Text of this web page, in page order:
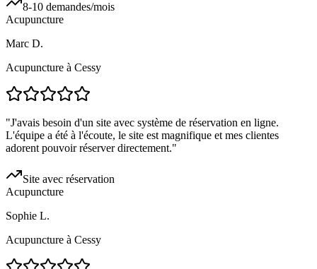
8-10 demandes/mois
Acupuncture
Marc D.
Acupuncture à Cessy
"J'avais besoin d'un site avec système de réservation en ligne.
L'équipe a été à l'écoute, le site est magnifique et mes clientes
adorent pouvoir réserver directement."
Site avec réservation
Acupuncture
Sophie L.
Acupuncture à Cessy